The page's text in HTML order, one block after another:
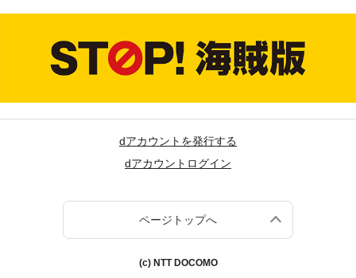
dアカウントを発行する
dアカウントログイン
ページトップへ
(c) NTT DOCOMO